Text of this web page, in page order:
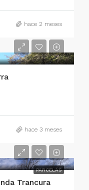
hace 2 meses
hace 3 meses
PARCELAS
Trancura